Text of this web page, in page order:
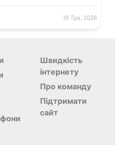
19 Тра, 2026
Швидкість
інтернету
Про команду
Підтримати
сайт